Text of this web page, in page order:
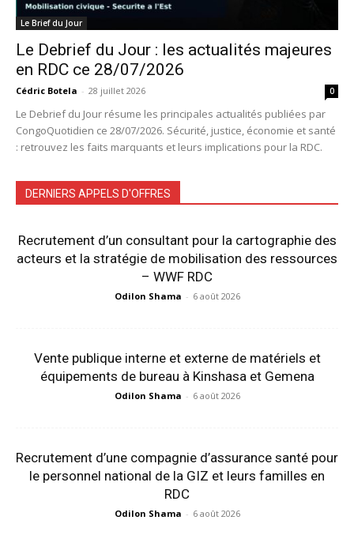
Le Brief du Jour
Le Debrief du Jour : les actualités majeures
en RDC ce 28/07/2026
Cédric Botela - 28 juillet 2026 0
Le Debrief du Jour résume les principales actualités publiées par
CongoQuotidien ce 28/07/2026. Sécurité, justice, économie et santé
: retrouvez les faits marquants et leurs implications pour la RDC.
DERNIERS APPELS D'OFFRES
Recrutement d’un consultant pour la cartographie des
acteurs et la stratégie de mobilisation des ressources
– WWF RDC
Odilon Shama - 6 août 2026
Vente publique interne et externe de matériels et
équipements de bureau à Kinshasa et Gemena
Odilon Shama - 6 août 2026
Recrutement d’une compagnie d’assurance santé pour
le personnel national de la GIZ et leurs familles en
RDC
Odilon Shama - 6 août 2026